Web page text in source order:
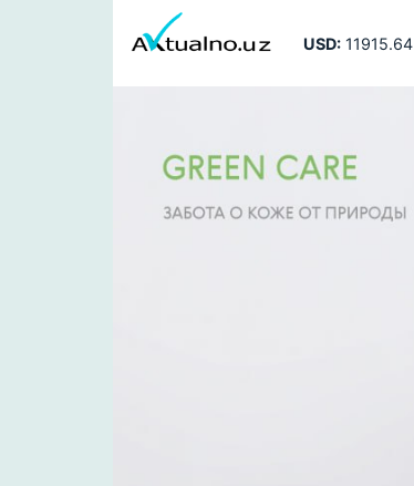
USD:11915.64